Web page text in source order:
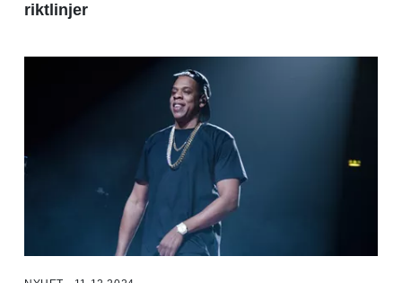
riktlinjer